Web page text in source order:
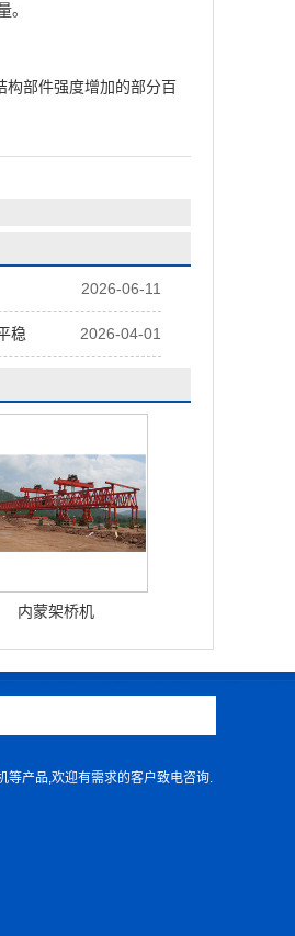
。
部件强度增加的部分百
2026-06-11
2026-04-01
稳
内蒙架桥机
等产品,欢迎有需求的客户致电咨询.